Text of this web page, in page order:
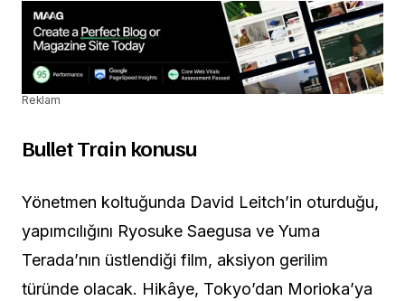
Reklam
Bullet Train konusu
Yönetmen koltuğunda David Leitch’in oturduğu,
yapımcılığını Ryosuke Saegusa ve Yuma
Terada’nın üstlendiği film, aksiyon gerilim
türünde olacak. Hikâye, Tokyo’dan Morioka’ya